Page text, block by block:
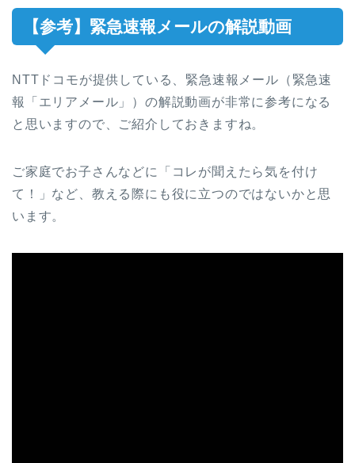
【参考】緊急速報メールの解説動画
NTTドコモが提供している、緊急速報メール（緊急速
報「エリアメール」）の解説動画が非常に参考になる
と思いますので、ご紹介しておきますね。
ご家庭でお子さんなどに「コレが聞えたら気を付け
て！」など、教える際にも役に立つのではないかと思
います。